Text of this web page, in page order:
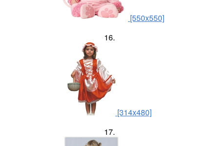
[550x550]
16.
[314x480]
17.